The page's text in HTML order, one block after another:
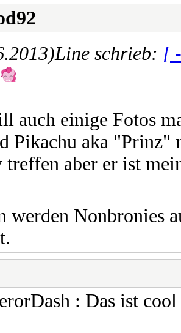
Line schrieb: [
auch einige Fotos
Pikachu aka "Prinz"
treffen aber er ist
werden Nonbronies
: Das ist cool